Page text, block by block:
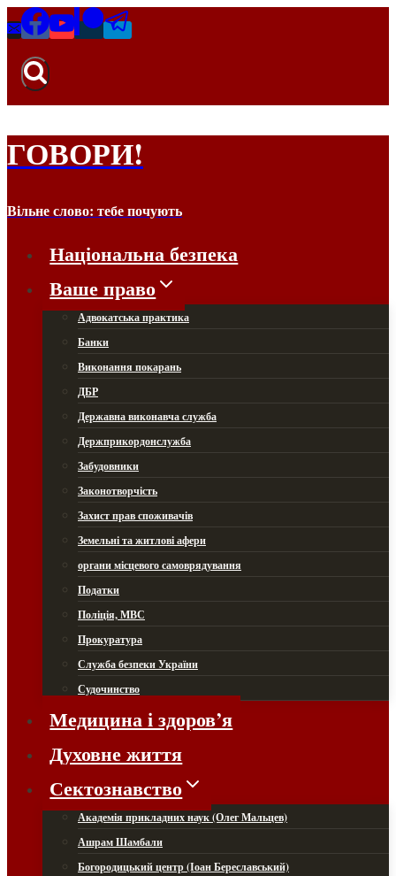
Перейти
до
вмісту
ГОВОРИ!
Вільне слово: тебе почують
Національна безпека
Ваше право
Адвокатська практика
Банки
Виконання покарань
ДБР
Державна виконавча служба
Держприкордонслужба
Забудовники
Законотворчість
Захист прав споживачів
Земельні та житлові афери
органи місцевого самоврядування
Податки
Поліція, МВС
Прокуратура
Служба безпеки України
Судочинство
Медицина і здоров’я
Духовне життя
Сектознавство
Академія прикладних наук (Олег Мальцев)
Ашрам Шамбали
Богородицький центр (Іоан Береславський)